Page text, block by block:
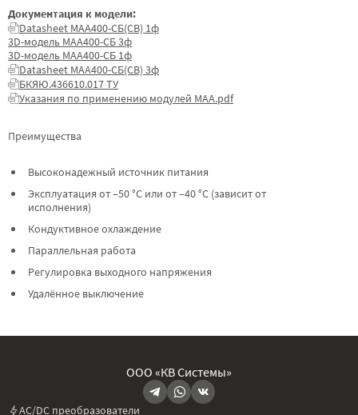
Преимущества
Высоконадежный источник питания
Эксплуатация от –50 °C или от –40 °C (зависит от
исполнения)
Кондуктивное охлаждение
Параллельная работа
Регулировка выходного напряжения
Удалённое выключение
Документация к модели:
Datasheet МАА400-СБ(СВ) 1ф
3D-модель МАА400-СБ 3ф
3D-модель МАА400-СБ 1ф
Datasheet МАА400-СБ(СВ) 3ф
БКЯЮ.436610.017 ТУ
Указания по применению модулей МАА.pdf
ООО «КВ Системы»
AC/DC преобразователи